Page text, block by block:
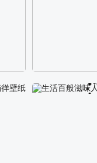
校园长发可爱